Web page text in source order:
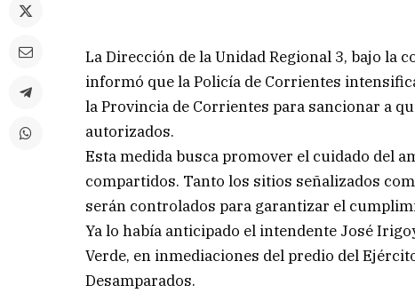
La Dirección de la Unidad Regional 3, bajo la
informó que la Policía de Corrientes
la Provincia de Corrientes para sancionar a
autorizados.
Esta medida busca promover el cuidado del
compartidos. Tanto los sitios señalizados
serán controlados para garantizar el
Ya lo había anticipado el intendente José
Verde, en inmediaciones del predio del
Desamparados.